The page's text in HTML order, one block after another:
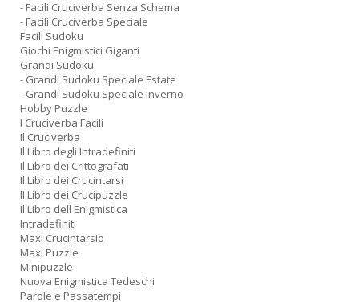
- Facili Cruciverba Senza Schema
- Facili Cruciverba Speciale
Facili Sudoku
Giochi Enigmistici Giganti
Grandi Sudoku
- Grandi Sudoku Speciale Estate
- Grandi Sudoku Speciale Inverno
Hobby Puzzle
I Cruciverba Facili
Il Cruciverba
Il Libro degli Intradefiniti
Il Libro dei Crittografati
Il Libro dei Crucintarsi
Il Libro dei Crucipuzzle
Il Libro dell Enigmistica
Intradefiniti
Maxi Crucintarsio
Maxi Puzzle
Minipuzzle
Nuova Enigmistica Tedeschi
Parole e Passatempi